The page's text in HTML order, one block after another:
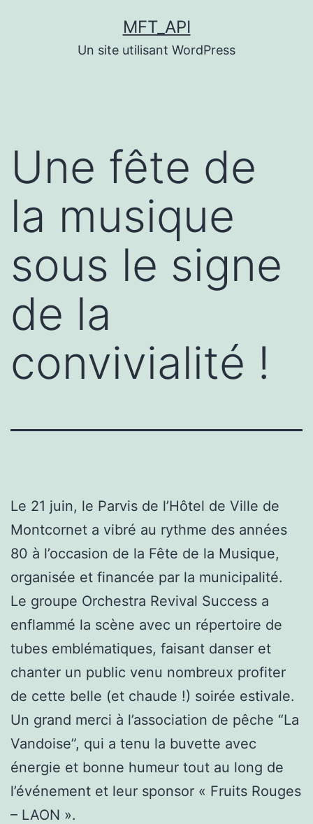
MFT_API
Un site utilisant WordPress
Une fête de
la musique
sous le signe
de la
convivialité !
Le 21 juin, le Parvis de l’Hôtel de Ville de
Montcornet a vibré au rythme des années
80 à l’occasion de la Fête de la Musique,
organisée et financée par la municipalité.
Le groupe Orchestra Revival Success a
enflammé la scène avec un répertoire de
tubes emblématiques, faisant danser et
chanter un public venu nombreux profiter
de cette belle (et chaude !) soirée estivale.
Un grand merci à l’association de pêche “La
Vandoise”, qui a tenu la buvette avec
énergie et bonne humeur tout au long de
l’événement et leur sponsor « Fruits Rouges
– LAON ».